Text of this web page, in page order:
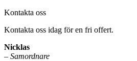
Kontakta oss
Kontakta oss idag för en fri offert.
Nicklas
– Samordnare